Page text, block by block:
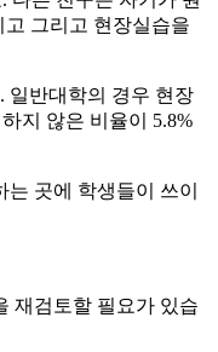
그리고 현장실습을
일반대학의 경우 현장
지 않은 비율이 5.8%
곳에 학생들이 쓰이
재검토할 필요가 있습